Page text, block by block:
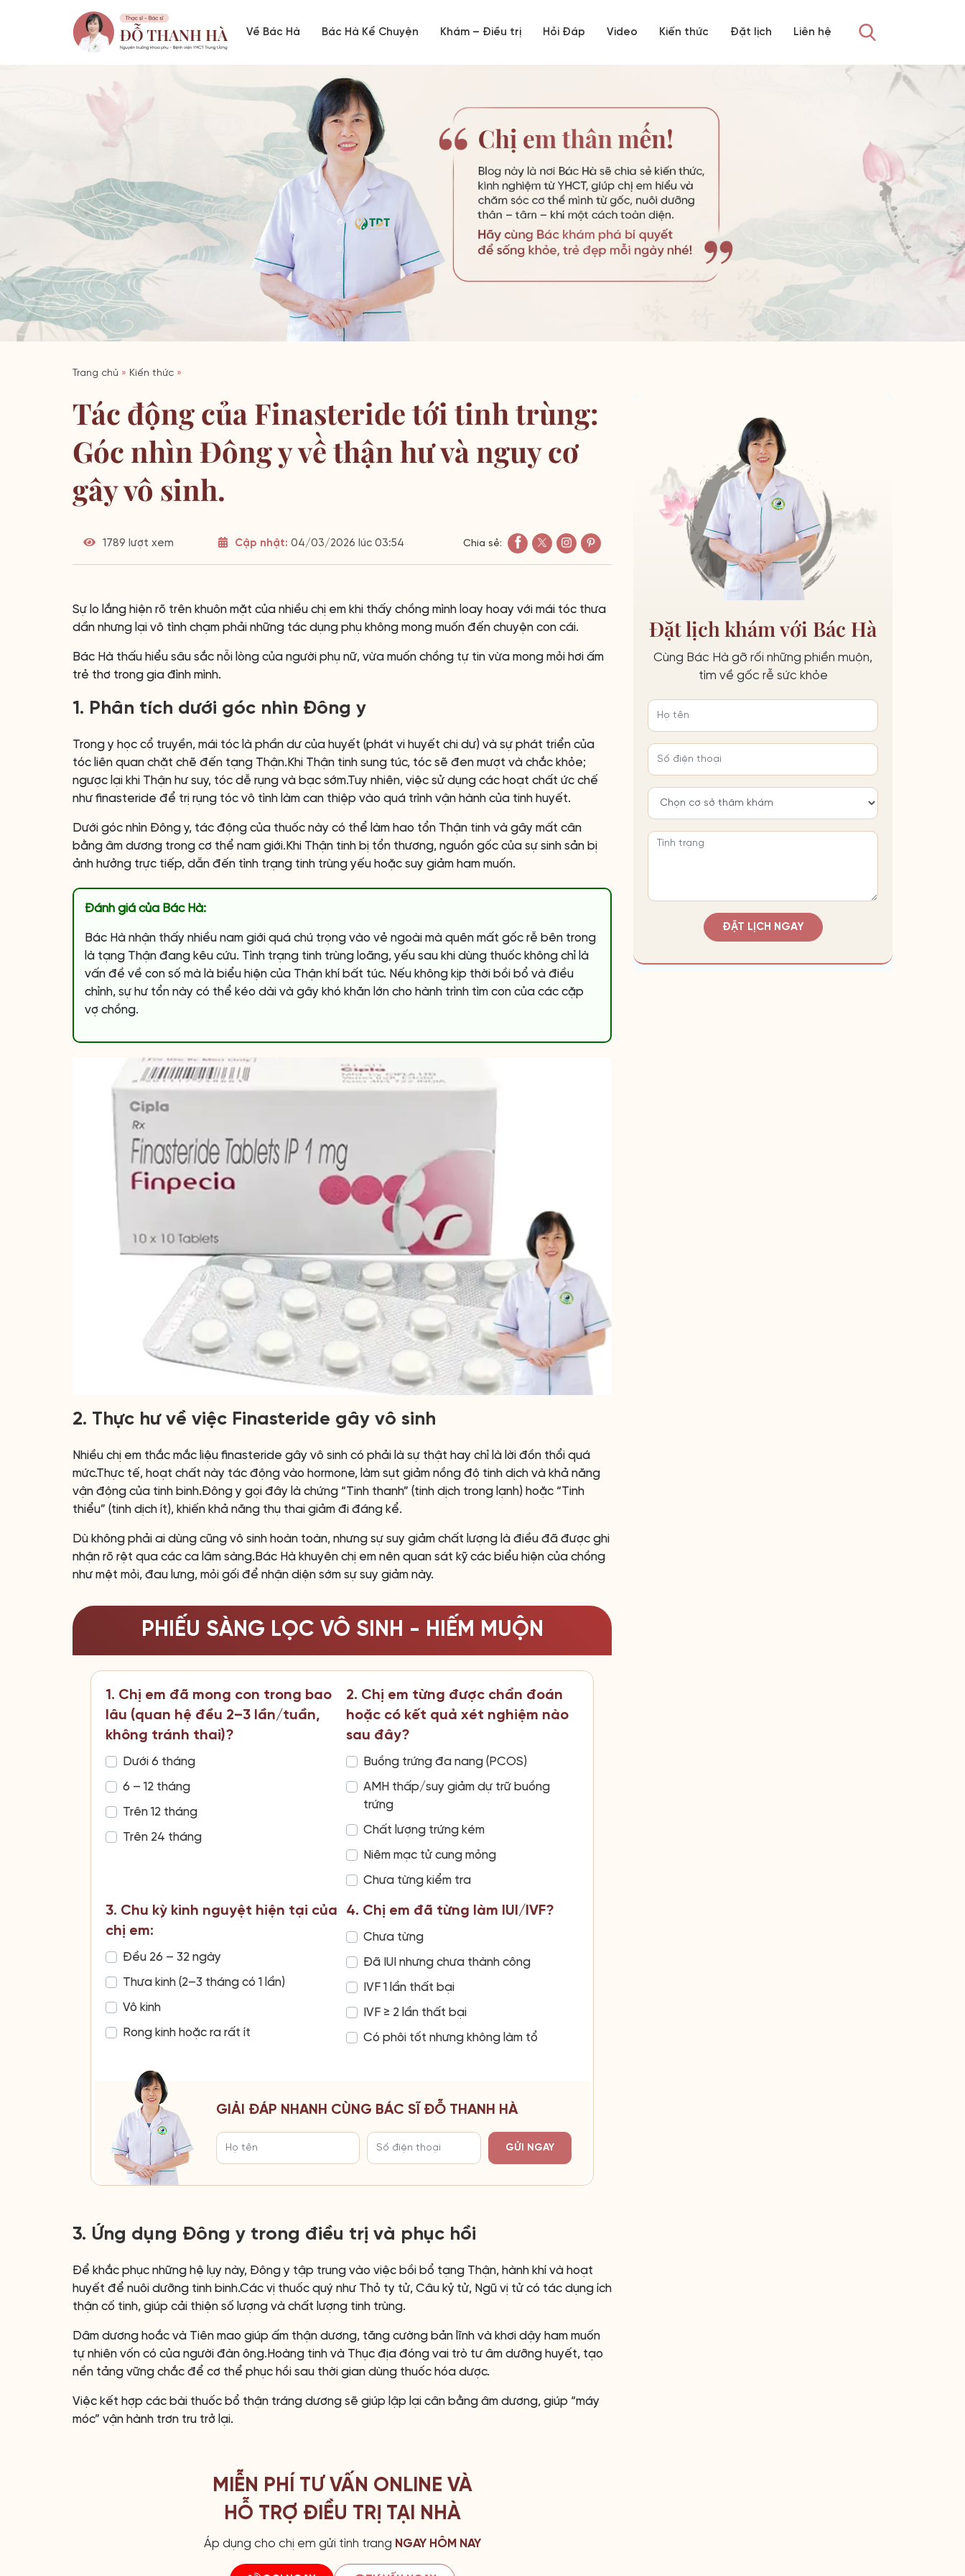
Về Bác Hà Bác Hà Kể Chuyện Khám – Điều trị Hỏi Đáp Video Kiến thức Đặt lịch Liên hệ
Trang chủ » Kiến thức »
Tác động của Finasteride tới tinh trùng:
Góc nhìn Đông y về thận hư và nguy cơ
gây vô sinh.
1789 lượt xem Cập nhật: 04/03/2026 lúc 03:54 Chia sẻ:
Sự lo lắng hiện rõ trên khuôn mặt của nhiều chị em khi thấy chồng mình loay hoay với mái tóc thưa
dần nhưng lại vô tình chạm phải những tác dụng phụ không mong muốn đến chuyện con cái.
Bác Hà thấu hiểu sâu sắc nỗi lòng của người phụ nữ, vừa muốn chồng tự tin vừa mong mỏi hơi ấm
trẻ thơ trong gia đình mình.
1. Phân tích dưới góc nhìn Đông y
Trong y học cổ truyền, mái tóc là phần dư của huyết (phát vi huyết chi dư) và sự phát triển của
tóc liên quan chặt chẽ đến tạng Thận.Khi Thận tinh sung túc, tóc sẽ đen mượt và chắc khỏe;
ngược lại khi Thận hư suy, tóc dễ rụng và bạc sớm.Tuy nhiên, việc sử dụng các hoạt chất ức chế
như finasteride để trị rụng tóc vô tình làm can thiệp vào quá trình vận hành của tinh huyết.
Dưới góc nhìn Đông y, tác động của thuốc này có thể làm hao tổn Thận tinh và gây mất cân
bằng âm dương trong cơ thể nam giới.Khi Thận tinh bị tổn thương, nguồn gốc của sự sinh sản bị
ảnh hưởng trực tiếp, dẫn đến tình trạng tinh trùng yếu hoặc suy giảm ham muốn.
Đánh giá của Bác Hà:
Bác Hà nhận thấy nhiều nam giới quá chú trọng vào vẻ ngoài mà quên mất gốc rễ bên trong
là tạng Thận đang kêu cứu. Tình trạng tinh trùng loãng, yếu sau khi dùng thuốc không chỉ là
vấn đề về con số mà là biểu hiện của Thận khí bất túc. Nếu không kịp thời bồi bổ và điều
chỉnh, sự hư tổn này có thể kéo dài và gây khó khăn lớn cho hành trình tìm con của các cặp
vợ chồng.
2. Thực hư về việc Finasteride gây vô sinh
Nhiều chị em thắc mắc liệu finasteride gây vô sinh có phải là sự thật hay chỉ là lời đồn thổi quá
mức.Thực tế, hoạt chất này tác động vào hormone, làm sụt giảm nồng độ tinh dịch và khả năng
vận động của tinh binh.Đông y gọi đây là chứng “Tinh thanh” (tinh dịch trong lạnh) hoặc “Tinh
thiểu” (tinh dịch ít), khiến khả năng thụ thai giảm đi đáng kể.
Dù không phải ai dùng cũng vô sinh hoàn toàn, nhưng sự suy giảm chất lượng là điều đã được ghi
nhận rõ rệt qua các ca lâm sàng.Bác Hà khuyên chị em nên quan sát kỹ các biểu hiện của chồng
như mệt mỏi, đau lưng, mỏi gối để nhận diện sớm sự suy giảm này.
PHIẾU SÀNG LỌC VÔ SINH - HIẾM MUỘN
1. Chị em đã mong con trong bao
lâu (quan hệ đều 2–3 lần/tuần,
không tránh thai)?
Dưới 6 tháng
6 – 12 tháng
Trên 12 tháng
Trên 24 tháng
2. Chị em từng được chẩn đoán
hoặc có kết quả xét nghiệm nào
sau đây?
Buồng trứng đa nang (PCOS)
AMH thấp/suy giảm dự trữ buồng
trứng
Chất lượng trứng kém
Niêm mạc tử cung mỏng
Chưa từng kiểm tra
3. Chu kỳ kinh nguyệt hiện tại của
chị em:
Đều 26 – 32 ngày
Thưa kinh (2–3 tháng có 1 lần)
Vô kinh
Rong kinh hoặc ra rất ít
4. Chị em đã từng làm IUI/IVF?
Chưa từng
Đã IUI nhưng chưa thành công
IVF 1 lần thất bại
IVF ≥ 2 lần thất bại
Có phôi tốt nhưng không làm tổ
GIẢI ĐÁP NHANH CÙNG BÁC SĨ ĐỖ THANH HÀ
GỬI NGAY
3. Ứng dụng Đông y trong điều trị và phục hồi
Để khắc phục những hệ lụy này, Đông y tập trung vào việc bồi bổ tạng Thận, hành khí và hoạt
huyết để nuôi dưỡng tinh binh.Các vị thuốc quý như Thỏ ty tử, Câu kỷ tử, Ngũ vị tử có tác dụng ích
thận cố tinh, giúp cải thiện số lượng và chất lượng tinh trùng.
Dâm dương hoắc và Tiên mao giúp ấm thận dương, tăng cường bản lĩnh và khơi dậy ham muốn
tự nhiên vốn có của người đàn ông.Hoàng tinh và Thục địa đóng vai trò tư âm dưỡng huyết, tạo
nền tảng vững chắc để cơ thể phục hồi sau thời gian dùng thuốc hóa dược.
Việc kết hợp các bài thuốc bổ thận tráng dương sẽ giúp lập lại cân bằng âm dương, giúp “máy
móc” vận hành trơn tru trở lại.
MIỄN PHÍ TƯ VẤN ONLINE VÀ
HỖ TRỢ ĐIỀU TRỊ TẠI NHÀ
Áp dụng cho chị em gửi tình trang NGAY HÔM NAY
Đặt lịch khám với Bác Hà
Cùng Bác Hà gỡ rối những phiền muộn,
tìm về gốc rễ sức khỏe
ĐẶT LỊCH NGAY